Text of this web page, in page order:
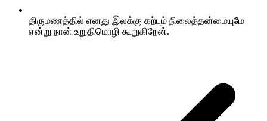
திருமணத்தில் எனது இலக்கு கற்பும் நிலைத்தன்மையுமே
என்று நான் உறுதிமொழி கூறுகிறேன்.